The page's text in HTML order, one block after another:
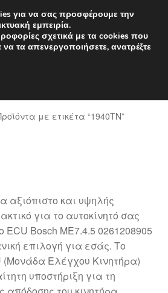
από 7 EUR
π.μ. - 4 μ.μ.
με ετικέτα “1940TN”
αξιόπιστο και υψηλής
για το αυτοκίνητό σας
ECU Bosch ME7.4.5 0261208905
επιλογή για εσάς. Το
(Μονάδα Ελέγχου Κινητήρα)
υποστήριξη για τη
για να σας προσφέρουμε την
εμπειρία.
σχετικά με τα cookies που
τα απενεργοποιήσετε, ανατρέξτε